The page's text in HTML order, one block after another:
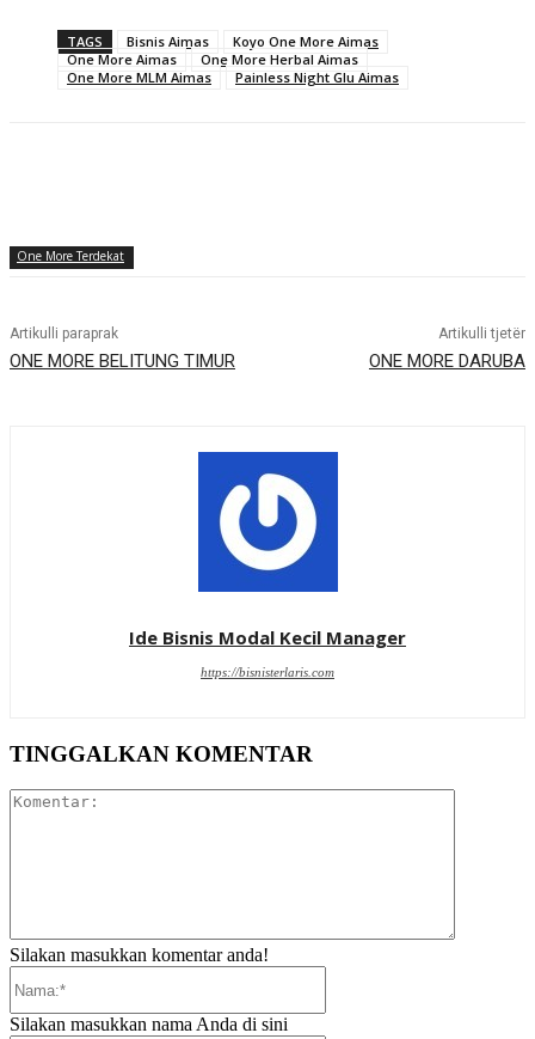
TAGS Bisnis Aimas
Koyo One More Aimas
One More Aimas
One More Herbal Aimas
One More MLM Aimas
Painless Night Glu Aimas
One More Terdekat
Artikulli paraprak
ONE MORE BELITUNG TIMUR
Artikulli tjetër
ONE MORE DARUBA
Ide Bisnis Modal Kecil Manager
https://bisnisterlaris.com
TINGGALKAN KOMENTAR
Silakan masukkan komentar anda!
Silakan masukkan nama Anda di sini